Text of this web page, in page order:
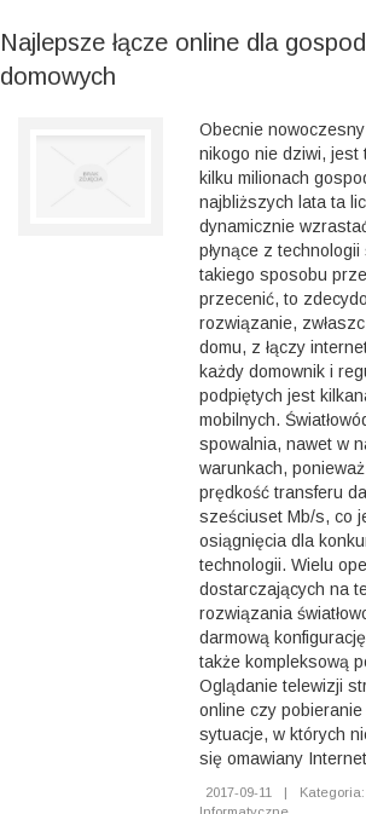
Najlepsze łącze online dla
domowych
Obecnie
nikogo nie dziwi, jest
kilku milionach
najbliższych lata ta
dynamicznie
płynące z technologii
takiego sposobu
przecenić, to
rozwiązanie,
domu, z łączy
każdy domownik i
podpiętych jest
mobilnych.
spowalnia, nawet w
warunkach,
prędkość transferu
sześciuset Mb/s, co
osiągnięcia dla
technologii. Wielu
dostarczających na
rozwiązania
darmową
także kompleksową
Oglądanie telewizji
online czy
sytuacje, w których
się omawiany
2017-09-11 |